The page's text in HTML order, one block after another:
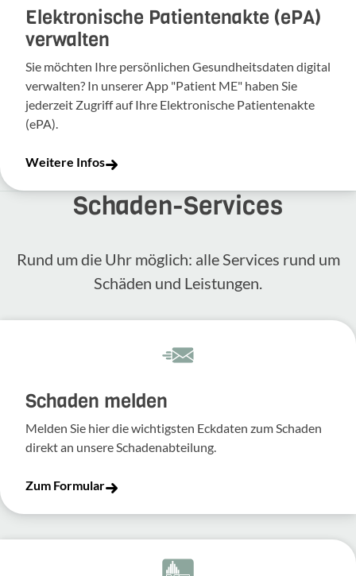
Elektronische Patientenakte (ePA)
verwalten
Sie möchten Ihre persönlichen Gesundheitsdaten digital
verwalten? In unserer App "Patient ME" haben Sie
jederzeit Zugriff auf Ihre Elektronische Patientenakte
(ePA).
Weitere Infos
Schaden-​Services
Rund um die Uhr möglich: alle Services rund um
Schäden und Leis­tungen.
Schaden melden
Melden Sie hier die wich­tigsten Eckdaten zum Schaden
direkt an unsere Scha­den­ab­tei­lung.
Zum Formular